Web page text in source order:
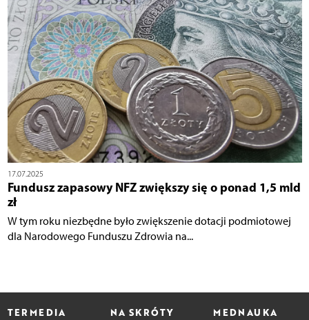
17.07.2025
Fundusz zapasowy NFZ zwiększy się o ponad 1,5 mld
zł
W tym roku niezbędne było zwiększenie dotacji podmiotowej
dla Narodowego Funduszu Zdrowia na...
TERMEDIA NA SKRÓTY MEDNAUKA